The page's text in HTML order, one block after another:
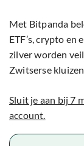
Met Bitpanda
ETF’s, crypto en
zilver worden
Zwitserse
Sluit je aan bij 7
account.